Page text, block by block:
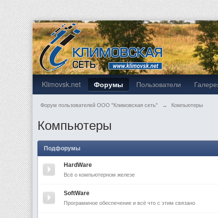
Klimovsk.net Форумы Пользователи
Форум пользователей ООО "Климовская сеть" → Компьютеры
Компьютеры
Подфорумы
HardWare
Всё о компьютерном железе
SoftWare
Программное обеспечение и всё что с этим связано